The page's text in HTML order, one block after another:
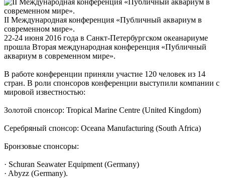
II Международная конференция «Публичный аквариум в
современном мире».
22-24 июня 2016 года в Санкт-Петербургском океанариуме
прошла Вторая международная конференция «Публичный
аквариум в современном мире».
В работе конференции приняли участие 120 человек из 14
стран. В роли спонсоров конференции выступили компании с
мировой известностью:
Золотой спонсор: Tropical Marine Centre (United Kingdom)
Серебряный спонсор: Oceana Manufacturing (South Africa)
Бронзовые спонсоры:
· Schuran Seawater Equipment (Germany)
· Abyzz (Germany).